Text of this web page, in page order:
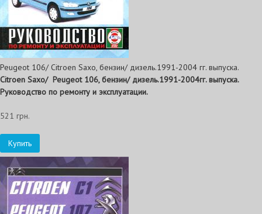
Peugeot 106/ Citroen Saxo, бензин/ дизель.1991-2004 гг. выпуска.
Citroen Saxo/ Peugeot 106, бензин/ дизель.1991-2004гг. выпуска.
Руководство по ремонту и эксплуатации.
521 грн.
Купить